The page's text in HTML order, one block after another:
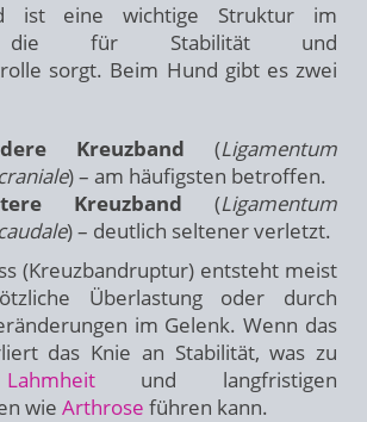
ist eine wichtige Struktur im
die für Stabilität und
sorgt. Beim Hund gibt es zwei
Kreuzband (Ligamentum
) – am häufigsten betroffen.
Kreuzband (Ligamentum
) – deutlich seltener verletzt.
(Kreuzbandruptur) entsteht meist
Überlastung oder durch
im Gelenk. Wenn das
das Knie an Stabilität, was zu
Lahmheitund langfristigen
wie Arthrose führen kann.